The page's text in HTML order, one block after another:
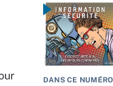
DANS CE